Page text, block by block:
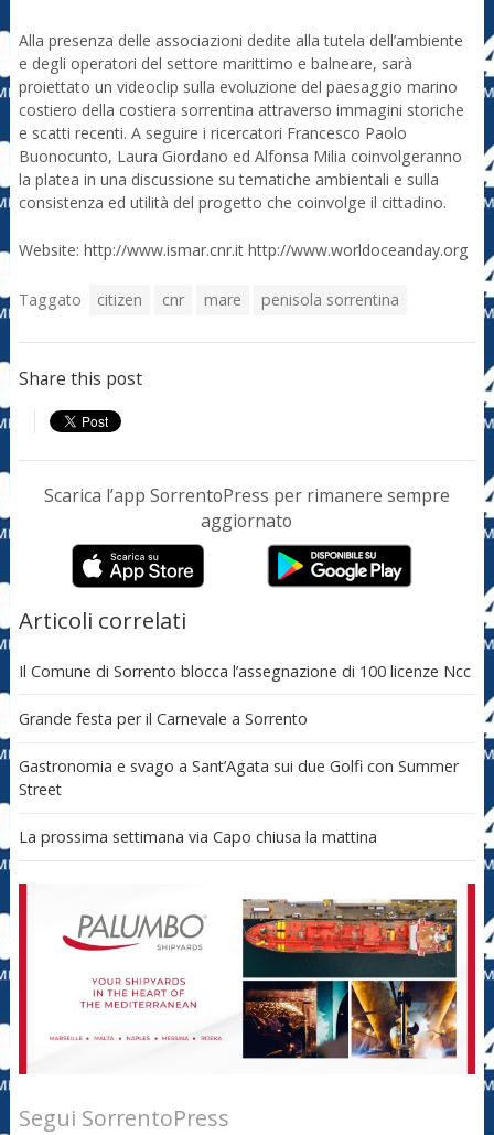
Alla presenza delle associazioni dedite alla tutela dell’ambiente
e degli operatori del settore marittimo e balneare, sarà
proiettato un videoclip sulla evoluzione del paesaggio marino
costiero della costiera sorrentina attraverso immagini storiche
e scatti recenti. A seguire i ricercatori Francesco Paolo
Buonocunto, Laura Giordano ed Alfonsa Milia coinvolgeranno
la platea in una discussione su tematiche ambientali e sulla
consistenza ed utilità del progetto che coinvolge il cittadino.
Website: http://www.ismar.cnr.it http://www.worldoceanday.org
Taggato citizen cnr mare penisola sorrentina
Share this post
Scarica l’app SorrentoPress per rimanere sempre
aggiornato
Articoli correlati
Il Comune di Sorrento blocca l’assegnazione di 100 licenze Ncc
Grande festa per il Carnevale a Sorrento
Gastronomia e svago a Sant’Agata sui due Golfi con Summer
Street
La prossima settimana via Capo chiusa la mattina
Segui SorrentoPress